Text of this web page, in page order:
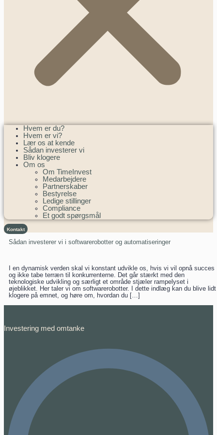
Hvem er du?
Hvem er vi?
Lær os at kende
Sådan investerer vi
Bliv klogere
Om os
Om TimeInvest
Medarbejdere
Partnerskaber
Bestyrelse
Ledige stillinger
Compliance
Et godt spørgsmål
Kontakt
Sådan investerer vi i softwarerobotter og automatiseringer
I en dynamisk verden skal vi konstant udvikle os, hvis vi vil opnå succes
og ikke tabe terræn til konkurrenterne. Det går stærkt med den
teknologiske udvikling og særligt et område stjæler rampelyset i
øjeblikket. Her taler vi om softwarerobotter. I dette indlæg kan du blive lidt
klogere på emnet, og høre om, hvordan du […]
Investering med omtanke